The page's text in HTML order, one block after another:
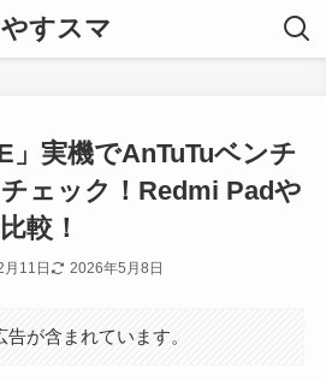
やすスマ
」実機でAnTuTuベンチ
ェック！Redmi Padや
較！
11日 2026年5月8日
が含まれています。